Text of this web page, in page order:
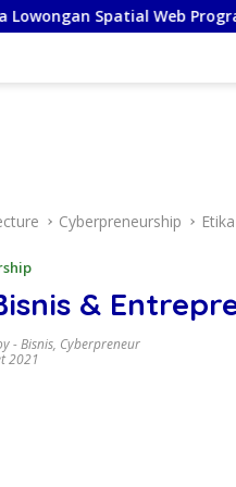
Web Programmer Proyek
Cyberpreneurship
&
-Bisnis, Cyberpreneur
2021